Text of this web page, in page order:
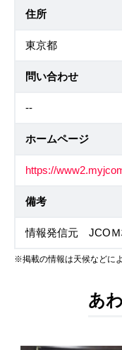
住所
東京都
問い合わせ
--
ホームページ
https://
備考
情報発信元 JCOＭ
※掲載の情報は天候などに
あ